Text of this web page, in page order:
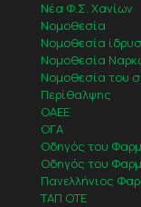
Νέα Φ.Σ. Χανίων
Νομοθεσία
Νομοθεσία
Νομοθεσία
Νομοθεσία του
Περίθαλψης
ΟΑΕΕ
ΟΓΑ
Οδηγός του
Οδηγός του
Πανελλήνιος
ΤΑΠ ΟΤΕ